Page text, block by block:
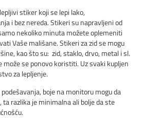
stiker koji se lepi lako,
i bez nereda. Stikeri su napravljeni od
nekoliko minuta možete oplemeniti
Vaše mališane. Stikeri za zid se mogu
kao što su: zid, staklo, drvo, metal i sl.
može se ponovo koristiti. Uz svaki kupljen
za lepljenje.
boje na monitoru mogu da
ta razlika je minimalna ali bolje da ste